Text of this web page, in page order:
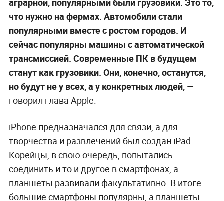
—Когда страна была преимущественно
аграрной, популярными были грузовики. Это то,
что нужно на фермах. Автомобили стали
популярными вместе с ростом городов. И
сейчас популярны машины с автоматической